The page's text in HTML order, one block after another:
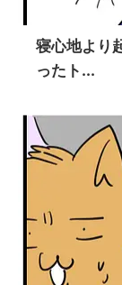
寝心地より
ったト...